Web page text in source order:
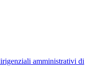
amministrativi di